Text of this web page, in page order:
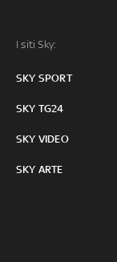
I siti Sky:
SKY SPORT
SKY TG24
SKY VIDEO
SKY ARTE